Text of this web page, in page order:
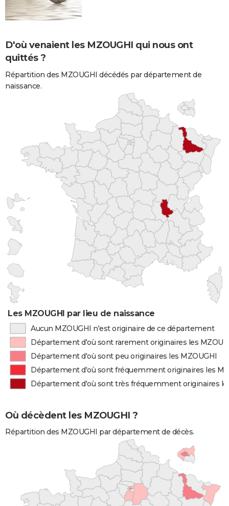
D'où venaient les MZOUGHI qui nous ont
quittés ?
Répartition des MZOUGHI décédés par département de
naissance.
Les MZOUGHI par lieu de naissance
Aucun MZOUGHI n'est originaire de ce département
Département d'où sont rarement originaires les
Département d'où sont peu originaires les MZOUGHI
Département d'où sont fréquemment originaires les
Département d'où sont très fréquemment originaires
Où décèdent les MZOUGHI ?
Répartition des MZOUGHI par département de décès.